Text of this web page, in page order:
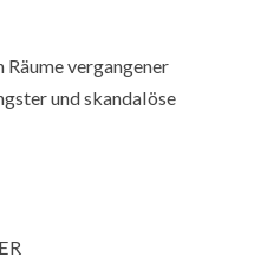
Räume vergangener
und skandalöse